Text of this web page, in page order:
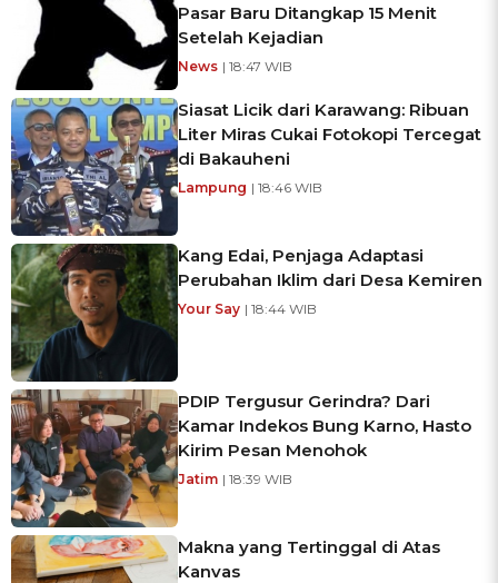
Pasar Baru Ditangkap 15 Menit
Setelah Kejadian
News | 18:47 WIB
Siasat Licik dari Karawang: Ribuan
Liter Miras Cukai Fotokopi Tercegat
di Bakauheni
Lampung | 18:46 WIB
Kang Edai, Penjaga Adaptasi
Perubahan Iklim dari Desa Kemiren
Your Say | 18:44 WIB
PDIP Tergusur Gerindra? Dari
Kamar Indekos Bung Karno, Hasto
Kirim Pesan Menohok
Jatim | 18:39 WIB
Makna yang Tertinggal di Atas
Kanvas